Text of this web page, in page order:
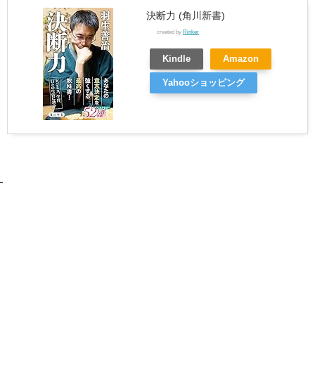
決断力 (角川新書)
created by Rinker
Kindle Amazon
Yahooショッピング